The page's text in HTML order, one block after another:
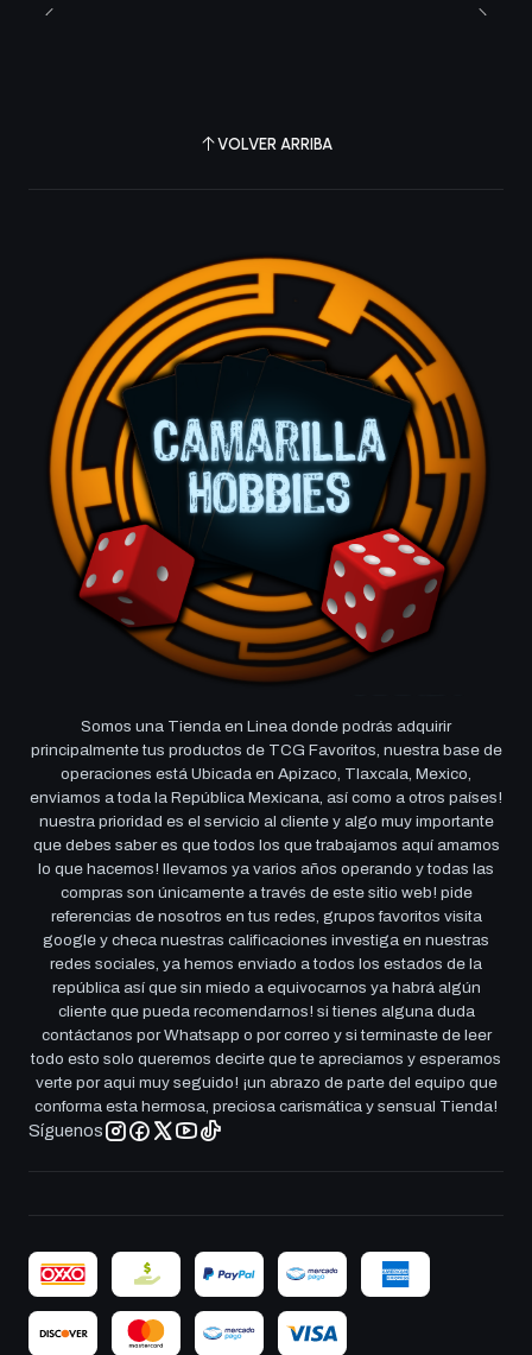
VOLVER ARRIBA
Somos una Tienda en Linea donde podrás adquirir
principalmente tus productos de TCG Favoritos, nuestra base de
operaciones está Ubicada en Apizaco, Tlaxcala, Mexico,
enviamos a toda la República Mexicana, así como a otros países!
nuestra prioridad es el servicio al cliente y algo muy importante
que debes saber es que todos los que trabajamos aquí amamos
lo que hacemos! llevamos ya varios años operando y todas las
compras son únicamente a través de este sitio web! pide
referencias de nosotros en tus redes, grupos favoritos visita
google y checa nuestras calificaciones investiga en nuestras
redes sociales, ya hemos enviado a todos los estados de la
república así que sin miedo a equivocarnos ya habrá algún
cliente que pueda recomendarnos! si tienes alguna duda
contáctanos por Whatsapp o por correo y si terminaste de leer
todo esto solo queremos decirte que te apreciamos y esperamos
verte por aqui muy seguido! ¡un abrazo de parte del equipo que
conforma esta hermosa, preciosa carismática y sensual Tienda!
Síguenos